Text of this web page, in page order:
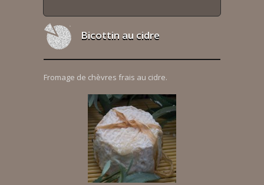
Bicottin au cidre
Fromage de chèvres frais au cidre.